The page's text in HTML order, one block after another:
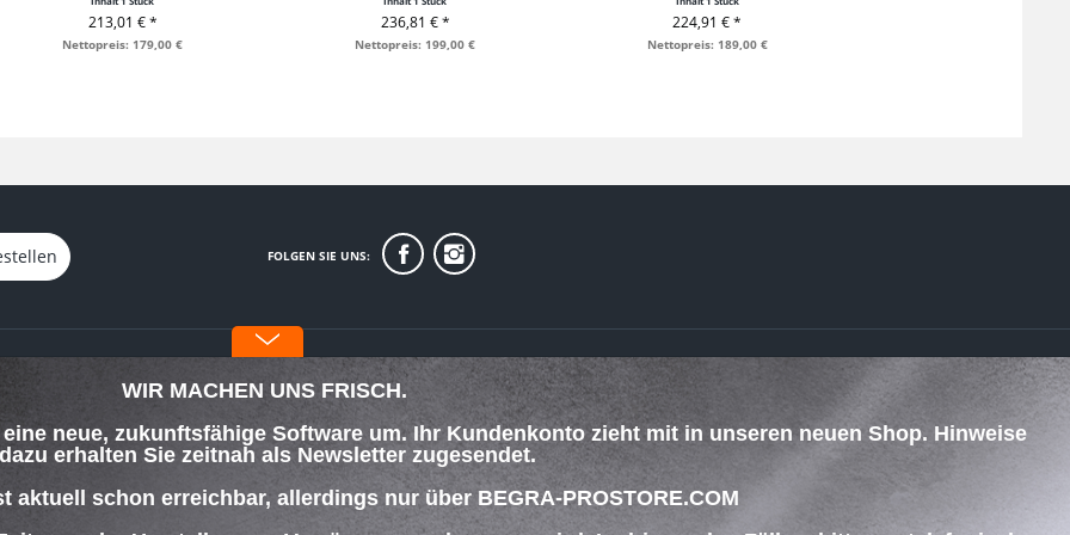
213,01 € *
+ IN DEN WARENKORB
Nettopreis: 179,00 €
236,81 € *
+ IN DEN WARENKORB
Nettopreis: 199,00 €
224,91 € *
+ IN DEN WARENKORB
Nettopreis: 189,00 €
FOLGEN SIE UNS:
WIR MACHEN UNS FRISCH.
neue, zukunftsfähige Software um. Ihr Kundenkonto zieht mit in unseren neuen Shop. Hinweise
dazu erhalten Sie zeitnah als Newsletter zugesendet.
aktuell schon erreichbar, allerdings nur über BEGRA-PROSTORE.COM
INFORMATIONEN
Über uns
Datenschutz
Impressum
ZAHLUNG & VERSAND